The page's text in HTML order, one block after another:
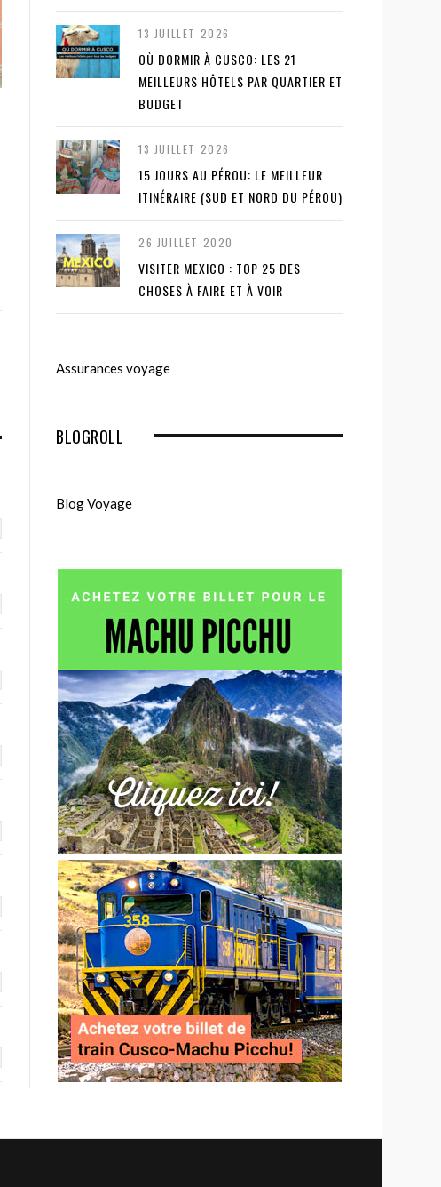
13 JUILLET 2026
OÙ DORMIR À CUSCO: LES 21
MEILLEURS HÔTELS PAR QUARTIER ET
BUDGET
13 JUILLET 2026
15 JOURS AU PÉROU: LE MEILLEUR
ITINÉRAIRE (SUD ET NORD DU PÉROU)
26 JUILLET 2020
VISITER MEXICO : TOP 25 DES
CHOSES À FAIRE ET À VOIR
Assurances voyage
BLOGROLL
Blog Voyage